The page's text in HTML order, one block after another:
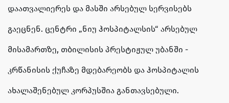
დაათვალიერეს და მასში არსებულ სერვისებს
გაეცნენ. ცენტრი „ნიუ ჰოსპიტალსის“ არსებულ
მისამართზე, თბილისის პრესტიჟულ უბანში -
კრწანისის ქუჩაზე მდებარეობს და ჰოსპიტალის
ახალაშენებულ კორპუსშია განთავსებული.